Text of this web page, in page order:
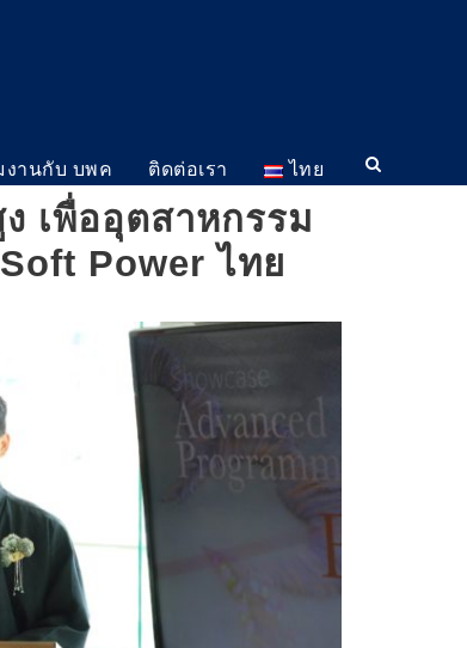
งานกับ บพค ติดต่อเรา ไทย
เพื่ออุตสาหกรรม
Power ไทย